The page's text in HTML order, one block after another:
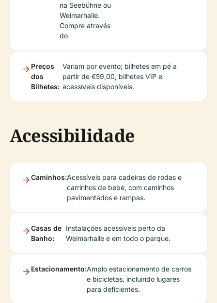
na Seebühne ou
Weimarhalle.
Compre através
do
Preços
dos
Bilhetes:
Variam por evento; bilhetes em pé a
partir de €59,00, bilhetes VIP e
acessíveis disponíveis.
Acessibilidade
Caminhos:Acessíveis para cadeiras de rodas e
carrinhos de bebé, com caminhos
pavimentados e rampas.
Casas de
Banho:
Instalações acessíveis perto da
Weimarhalle e em todo o parque.
Estacionamento:Amplo estacionamento de carros
e bicicletas, incluindo lugares
para deficientes.